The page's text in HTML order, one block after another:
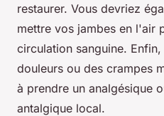
restaurer. Vous devriez
mettre vos jambes en l'air
circulation sanguine.
douleurs ou des crampes
à prendre un analgésique
antalgique local.